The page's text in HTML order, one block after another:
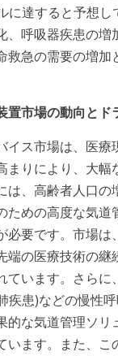
に達すると予想し
、呼吸器疾患の増
救急の需要の増加
置市場の動向とド
イス市場は、医療
まりにより、大幅
、高齢者人口の
ための高度な気道
必要です。市場は
端の医療技術の継
ています。さらに
疾患)などの慢性
的な気道管理ソリ
います。また、こ